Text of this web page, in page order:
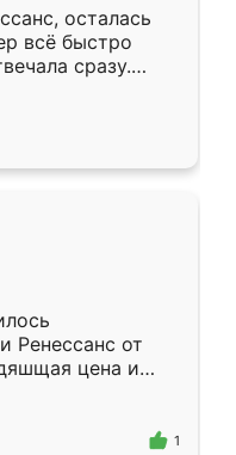
осталась
всё быстро
сразу.
подошёл к
Собрали
даже
Ренессанс от
цена и
Приехавший
самый
1